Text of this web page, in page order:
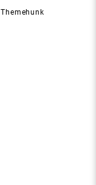
Themehunk